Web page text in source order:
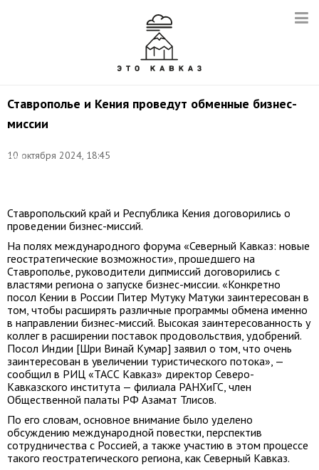
Ставрополье и Кения проведут обменные бизнес-
миссии
10 октября 2024, 18:45
Иван
Ставропольский край и Республика Кения договорились о
проведении бизнес-миссий.
На полях международного форума «Северный Кавказ: новые
геостратегические возможности», прошедшего на
Ставрополье, руководители дипмиссий договорились с
властями региона о запуске бизнес-миссии. «Конкретно
посол Кении в России Питер Мутуку Матуки заинтересован в
том, чтобы расширять различные программы обмена именно
в направлении бизнес-миссий. Высокая заинтересованность у
коллег в расширении поставок продовольствия, удобрений.
Посол Индии [Шри Винай Кумар] заявил о том, что очень
заинтересован в увеличении туристического потока», —
сообщил в РИЦ «ТАСС Кавказ» директор Северо-
Кавказского института — филиала РАНХиГС, член
Общественной палаты РФ Азамат Тлисов.
По его словам, основное внимание было уделено
обсуждению международной повестки, перспектив
сотрудничества с Россией, а также участию в этом процессе
такого геостратегического региона, как Северный Кавказ.